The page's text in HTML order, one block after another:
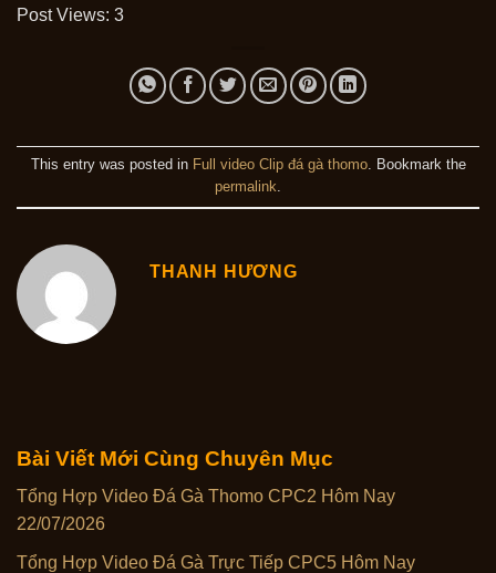
Bài Viết Mới Cùng Chuyên Mục
Tổng Hợp Video Đá Gà Thomo CPC2 Hôm Nay
22/07/2026
Tổng Hợp Video Đá Gà Trực Tiếp CPC5 Hôm Nay
Post Views: 3
This entry was posted in Full video Clip đá gà thomo. Bookmark the
permalink
THANH HƯƠNG